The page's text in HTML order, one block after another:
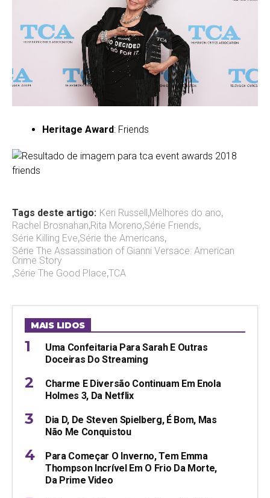
Heritage Award: Friends
Tags deste artigo: Keri Russell,Melhores do ano,
Rachel Brosnahan,Rita Moreno,Série Friends,
Série Killing Eve,Série the Americans,
Série The Assassination of Gianni Versace: American
Crime Story
,Série The Good Place,TCA
MAIS LIDOS
Uma Confeitaria Para Sarah E Outras
Doceiras Do Streaming
Charme E Diversão Continuam Em Enola
Holmes 3, Da Netflix
Dia D, De Steven Spielberg, É Bom, Mas
Não Me Conquistou
Para Começar O Inverno, Tem Emma
Thompson Incrível Em O Frio Da Morte,
Da Prime Video